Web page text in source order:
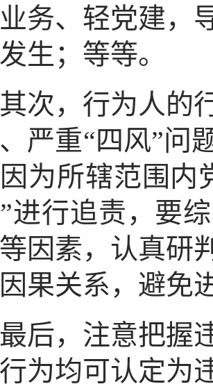
务、轻党建，
生；等等。
其次，行为人的
严重“四风”问
为所辖范围内
进行追责，要
因素，认真研
果关系，避免
最后，注意把握
为均可认定为